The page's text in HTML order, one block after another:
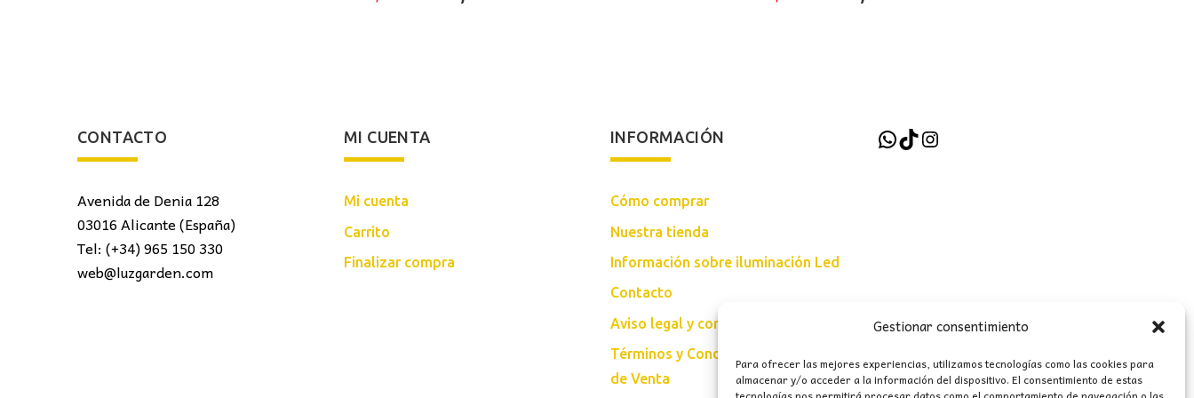
Gestionar consentimiento
Para ofrecer las mejores experiencias, utilizamos tecnologías como las cookies para
almacenar y/o acceder a la información del dispositivo. El consentimiento de estas
CONTACTO
Avenida de Denia 128
03016 Alicante (España)
Tel: (+34) 965 150 330
web@luzgarden.com
MI CUENTA
Mi cuenta
Carrito
Finalizar compra
INFORMACIÓN
Cómo comprar
Nuestra tienda
Información sobre iluminación Led
Contacto
Aviso legal y condiciones de uso
Términos y Condiciones Generales
de Venta
WhatsApp
TikTokInstagram